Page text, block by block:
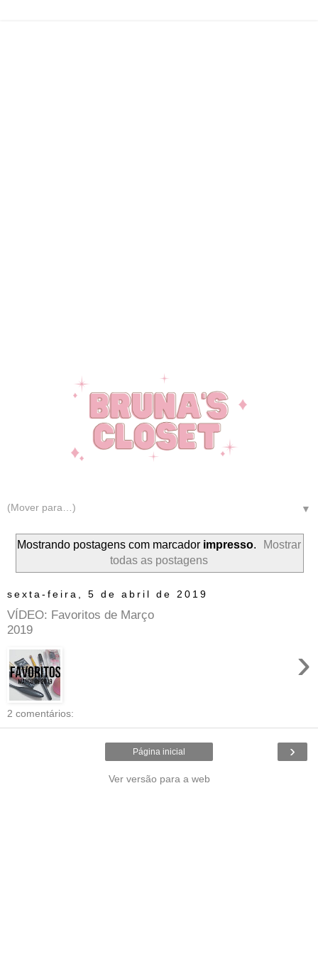
▼
Mostrando postagens com marcador impresso.
Mostrar
todas as postagens
sexta-feira, 5 de abril de 2019
VÍDEO: Favoritos de Março
2019
›
2 comentários:
›
Página inicial
Ver versão para a web